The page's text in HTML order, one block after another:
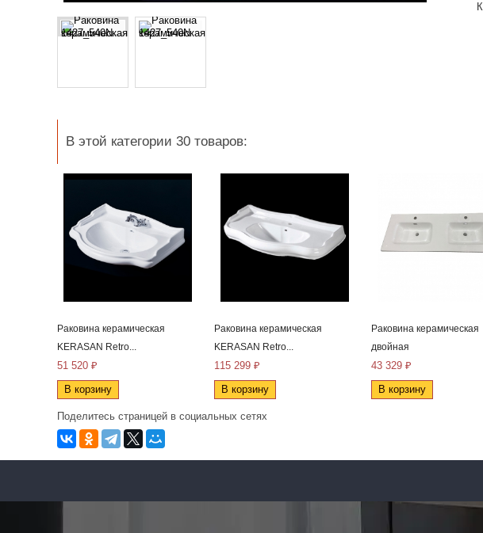
В этой категории 30 товаров:
Раковина керамическая
KERASAN Retro...
51 520 ₽
В корзину
Раковина керамическая
KERASAN Retro...
115 299 ₽
В корзину
Раковина керамическая
двойная
43 329 ₽
В корзину
Поделитесь страницей в социальных сетях